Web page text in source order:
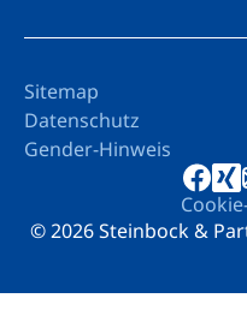
Sitemap
Datenschutz
Gender-Hinweis
© 2026 Steinbock &